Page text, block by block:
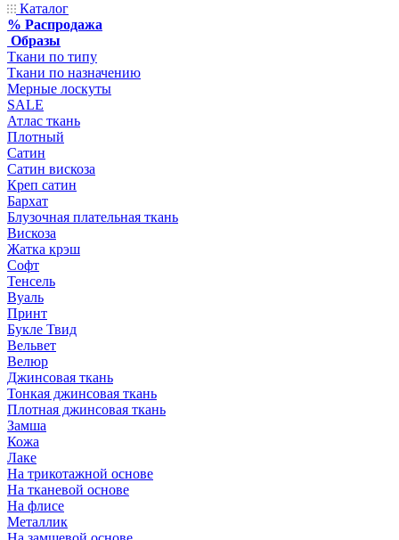
Каталог
% Распродажа
Образы
Ткани по типу
Ткани по назначению
Мерные лоскуты
SALE
Атлас ткань
Плотный
Сатин
Сатин вискоза
Креп сатин
Бархат
Блузочная плательная ткань
Вискоза
Жатка крэш
Софт
Тенсель
Вуаль
Принт
Букле Твид
Вельвет
Велюр
Джинсовая ткань
Тонкая джинсовая ткань
Плотная джинсовая ткань
Замша
Кожа
Лаке
На трикотажной основе
На тканевой основе
На флисе
Металлик